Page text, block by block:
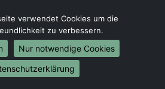
nach Dresden
Hannover
nach Nürnberg
nach Duisburg
nach Bochum
verwendet Cookies um die
zu verbessern.
Nur notwendige Cookies